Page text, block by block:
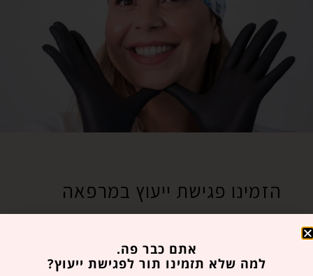
הזמינו פגישת ייעוץ במרפאה
מלאו את הטופס הבא ואנו נחזור אליכם בהקדם.
אתם כבר פה.
למה שלא תזמינו תור לפגישת ייעוץ?